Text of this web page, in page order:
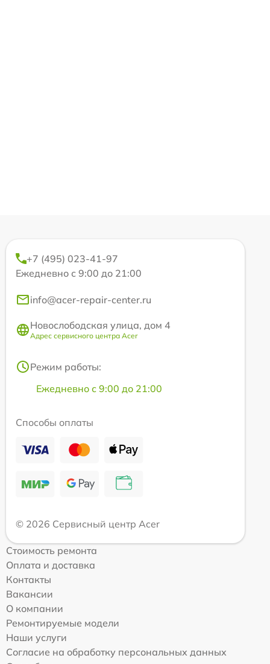
+7 (495) 023-41-97
Ежедневно с 9:00 до 21:00
info@acer-repair-center.ru
Новослободская улица, дом 4
Адрес сервисного центра Acer
Режим работы:
Ежедневно с 9:00 до 21:00
Способы оплаты
© 2026 Сервисный центр Acer
Стоимость ремонта
Оплата и доставка
Контакты
Вакансии
О компании
Ремонтируемые модели
Наши услуги
Согласие на обработку персональных данных